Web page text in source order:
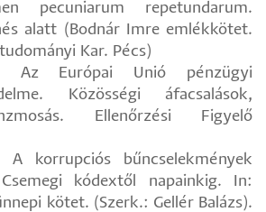
pecuniarum repetundarum.
alatt (Bodnár Imre emlékkötet.
Kar. Pécs)
Az Európai Unió pénzügyi
Közösségi áfacsalások,
Ellenőrzési Figyelő
A korrupciós bűncselekmények
kódextől napainkig. In:
kötet. (Szerk.: Gellér Balázs).